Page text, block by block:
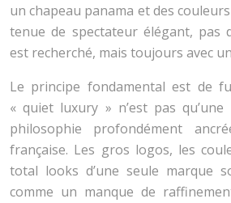
un chapeau panama et des
tenue de spectateur élégant, pas
est recherché, mais toujours avec
Le principe fondamental est de
« quiet luxury » n’est pas qu’une
philosophie profondément
française. Les gros logos, les
total looks d’une seule marque
comme un manque de